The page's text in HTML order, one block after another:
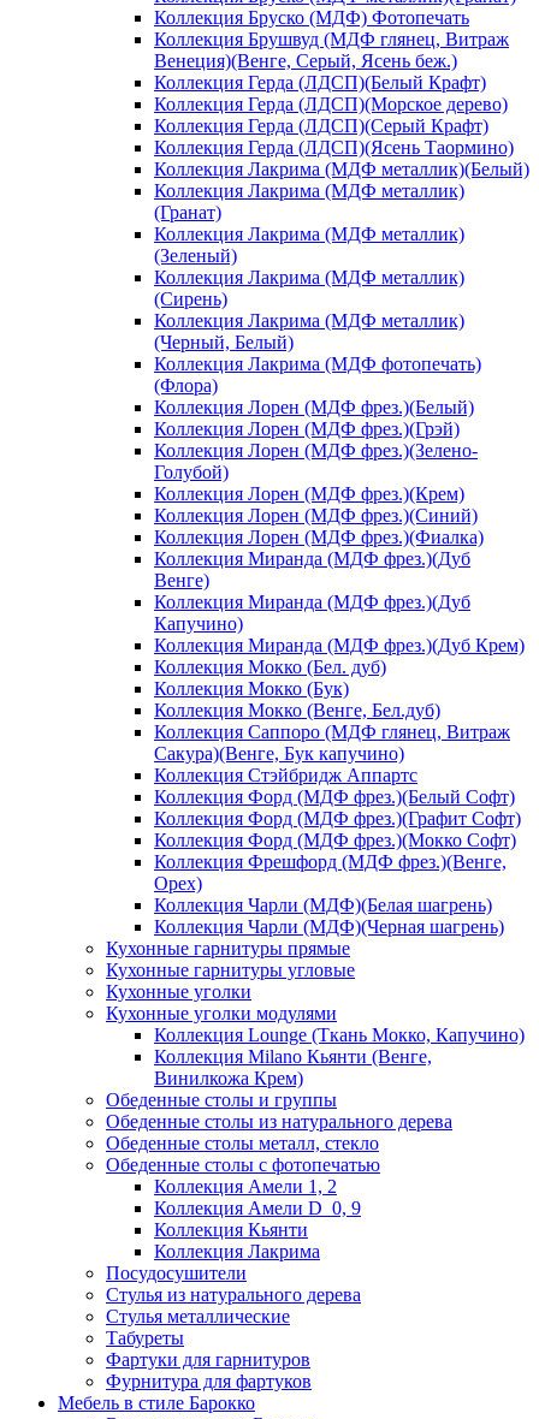
Коллекция Бруско (МДФ) Фотопечать
Коллекция Брушвуд (МДФ глянец, Витраж
Венеция)(Венге, Серый, Ясень беж.)
Коллекция Герда (ЛДСП)(Белый Крафт)
Коллекция Герда (ЛДСП)(Морское дерево)
Коллекция Герда (ЛДСП)(Серый Крафт)
Коллекция Герда (ЛДСП)(Ясень Таормино)
Коллекция Лакрима (МДФ металлик)(Белый)
Коллекция Лакрима (МДФ металлик)
(Гранат)
Коллекция Лакрима (МДФ металлик)
(Зеленый)
Коллекция Лакрима (МДФ металлик)
(Сирень)
Коллекция Лакрима (МДФ металлик)
(Черный, Белый)
Коллекция Лакрима (МДФ фотопечать)
(Флора)
Коллекция Лорен (МДФ фрез.)(Белый)
Коллекция Лорен (МДФ фрез.)(Грэй)
Коллекция Лорен (МДФ фрез.)(Зелено-
Голубой)
Коллекция Лорен (МДФ фрез.)(Крем)
Коллекция Лорен (МДФ фрез.)(Синий)
Коллекция Лорен (МДФ фрез.)(Фиалка)
Коллекция Миранда (МДФ фрез.)(Дуб
Венге)
Коллекция Миранда (МДФ фрез.)(Дуб
Капучино)
Коллекция Миранда (МДФ фрез.)(Дуб Крем)
Коллекция Мокко (Бел. дуб)
Коллекция Мокко (Бук)
Коллекция Мокко (Венге, Бел.дуб)
Коллекция Саппоро (МДФ глянец, Витраж
Сакура)(Венге, Бук капучино)
Коллекция Стэйбридж Аппартс
Коллекция Форд (МДФ фрез.)(Белый Софт)
Коллекция Форд (МДФ фрез.)(Графит Софт)
Коллекция Форд (МДФ фрез.)(Мокко Софт)
Коллекция Фрешфорд (МДФ фрез.)(Венге,
Орех)
Коллекция Чарли (МДФ)(Белая шагрень)
Коллекция Чарли (МДФ)(Черная шагрень)
Кухонные гарнитуры прямые
Кухонные гарнитуры угловые
Кухонные уголки
Кухонные уголки модулями
Коллекция Lounge (Ткань Мокко, Капучино)
Коллекция Milano Кьянти (Венге,
Винилкожа Крем)
Обеденные столы и группы
Обеденные столы из натурального дерева
Обеденные столы металл, стекло
Обеденные столы с фотопечатью
Коллекция Амели 1, 2
Коллекция Амели D_0, 9
Коллекция Кьянти
Коллекция Лакрима
Посудосушители
Стулья из натурального дерева
Стулья металлические
Табуреты
Фартуки для гарнитуров
Фурнитура для фартуков
Мебель в стиле Барокко